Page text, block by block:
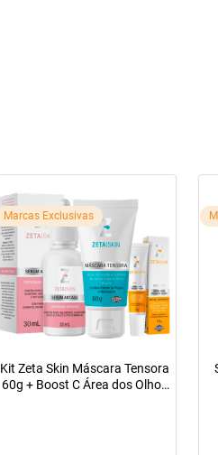
Marcas Exclusivas
Kit Zeta Skin Máscara Tensora
60g + Boost C Área dos Olhos